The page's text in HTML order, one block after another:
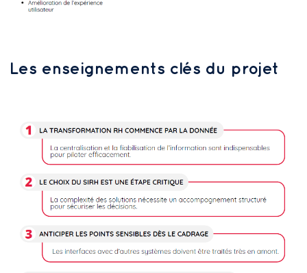
Les enseignements clés du projet